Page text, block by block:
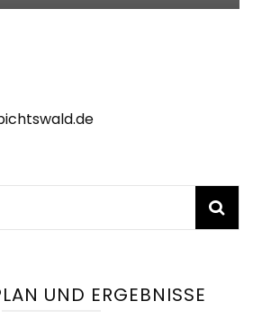
UND ERGEBNISSE